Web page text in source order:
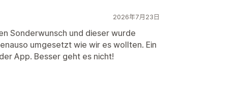
2026年7月23日
Sonderwunsch und dieser wurde
umgesetzt wie wir es wollten. Ein
App. Besser geht es nicht!